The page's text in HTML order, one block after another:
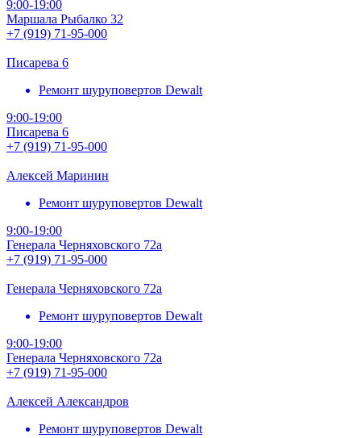
9:00-19:00
Маршала Рыбалко 32
+7 (919) 71-95-000
Писарева 6
Ремонт шуруповертов Dewalt
9:00-19:00
Писарева 6
+7 (919) 71-95-000
Алексей Маринин
Ремонт шуруповертов Dewalt
9:00-19:00
Генерала Черняховского 72а
+7 (919) 71-95-000
Генерала Черняховского 72а
Ремонт шуруповертов Dewalt
9:00-19:00
Генерала Черняховского 72а
+7 (919) 71-95-000
Алексей Александров
Ремонт шуруповертов Dewalt